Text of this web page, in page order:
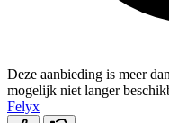
Deze aanbieding is meer
mogelijk niet langer
Felyx